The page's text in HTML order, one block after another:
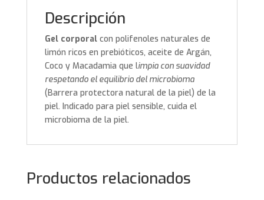
Descripción
Gel corporal con polifenoles naturales de
limón ricos en prebióticos, aceite de Argán,
Coco y Macadamia que limpia con suavidad
respetando el equilibrio del microbioma
(Barrera protectora natural de la piel) de la
piel. Indicado para piel sensible, cuida el
microbioma de la piel.
Productos relacionados